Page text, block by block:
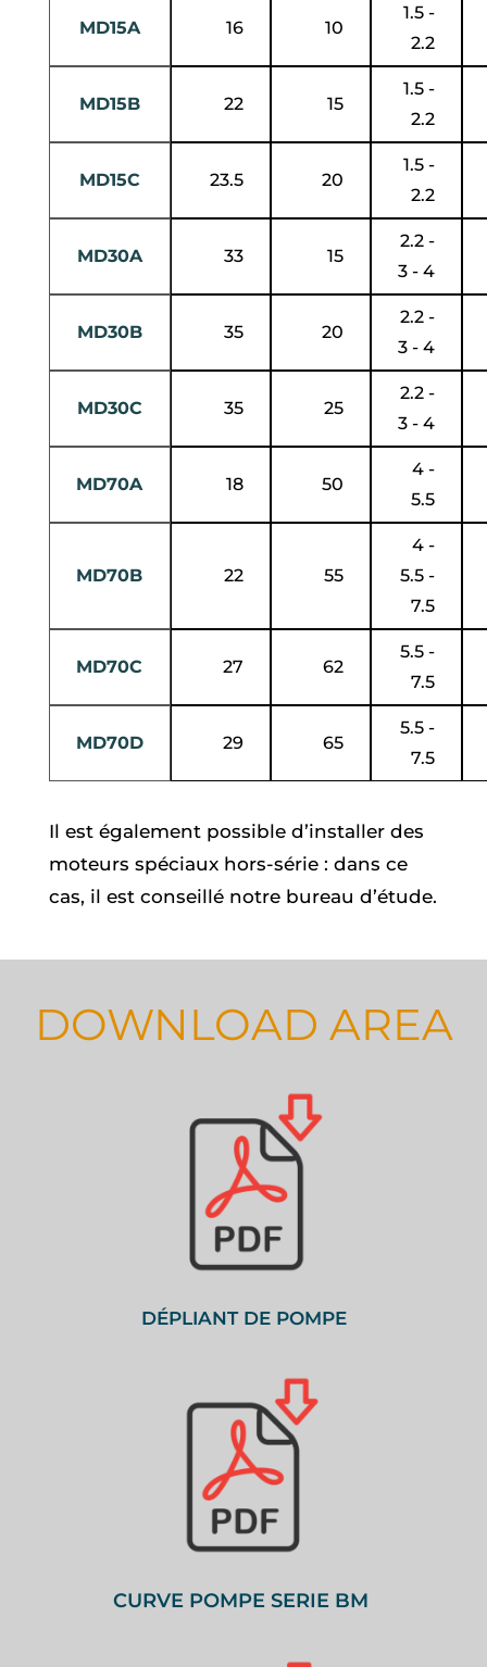
MD15A 16 10
1.5 -
2.2
MD15B 22 15
1.5 -
2.2
MD15C 23.5 20
1.5 -
2.2
MD30A 33 15
2.2 -
3 - 4
MD30B 35 20
2.2 -
3 - 4
MD30C 35 25
2.2 -
3 - 4
MD70A 18 50
4 -
5.5
MD70B 22 55
4 -
5.5 -
7.5
MD70C 27 62
5.5 -
7.5
MD70D 29 65
5.5 -
7.5
Il est également possible d’installer des
moteurs spéciaux hors-série : dans ce
cas, il est conseillé notre bureau d’étude.
DOWNLOAD AREA
DÉPLIANT DE POMPE
CURVE POMPE SERIE BM